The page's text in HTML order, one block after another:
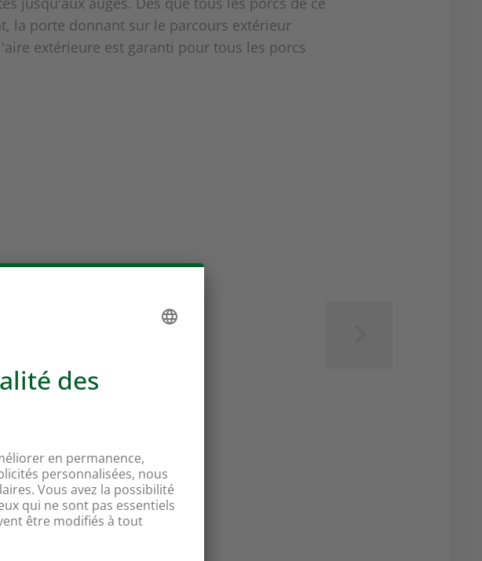
la porte donnant sur le parcours extérieur
extérieure est garanti pour tous les porcs